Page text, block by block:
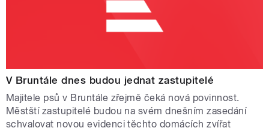
V Bruntále dnes budou jednat zastupitelé
Majitele psů v Bruntále zřejmě čeká nová povinnost.
Městští zastupitelé budou na svém dnešním zasedání
schvalovat novou evidenci těchto domácích zvířat